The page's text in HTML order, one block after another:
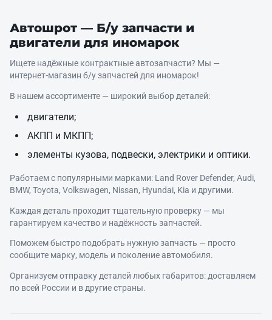
Автошрот — Б/у запчасти и
двигатели для иномарок
Ищете надёжные контрактные автозапчасти? Мы —
интернет‑магазин б/у запчастей для иномарок!
В нашем ассортименте — широкий выбор деталей:
двигатели;
АКПП и МКПП;
элементы кузова, подвески, электрики и оптики.
Работаем с популярными марками: Land Rover Defender, Audi,
BMW, Toyota, Volkswagen, Nissan, Hyundai, Kia и другими.
Каждая деталь проходит тщательную проверку — мы
гарантируем качество и надёжность запчастей.
Поможем быстро подобрать нужную запчасть — просто
сообщите марку, модель и поколение автомобиля.
Организуем отправку деталей любых габаритов: доставляем
по всей России и в другие страны.